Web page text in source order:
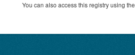
You can also access this registry using the